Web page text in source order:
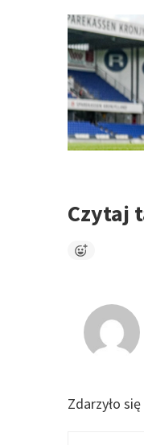
Czytaj
Zdarzyło